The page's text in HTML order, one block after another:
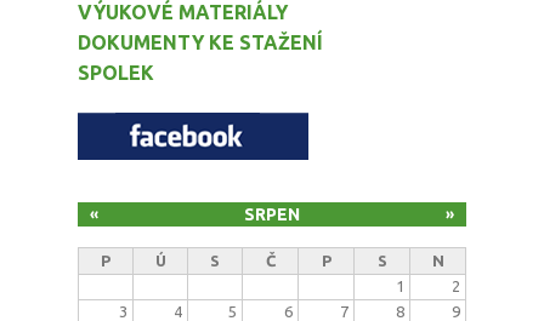
VÝUKOVÉ MATERIÁLY
DOKUMENTY KE STAŽENÍ
SPOLEK
SRPEN
« »
P Ú S Č P S
N
1
2
3
4 5 6 7 8
9